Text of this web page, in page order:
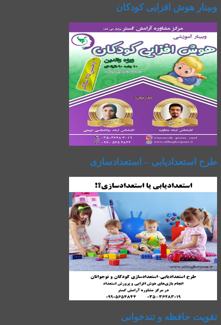
وبینار هوش افزایی کودکان
طرح استعدادیابی – استعدادسازی
تقویت حافظه و تندخوانی